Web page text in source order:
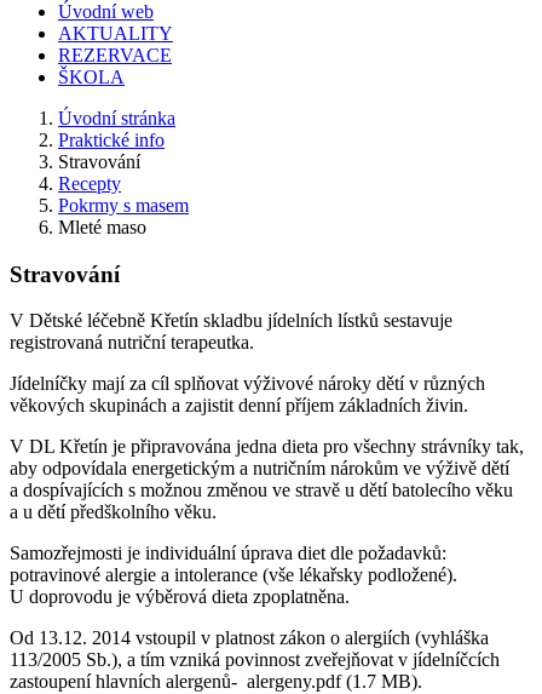
Úvodní web
AKTUALITY
REZERVACE
ŠKOLA
Úvodní stránka
Praktické info
Stravování
Recepty
Pokrmy s masem
Mleté maso
Stravování
V Dětské léčebně Křetín skladbu jídelních lístků sestavuje
registrovaná nutriční terapeutka.
Jídelníčky mají za cíl splňovat výživové nároky dětí v různých
věkových skupinách a zajistit denní příjem základních živin.
V DL Křetín je připravována jedna dieta pro všechny strávníky tak,
aby odpovídala energetickým a nutričním nárokům ve výživě dětí
a dospívajících s možnou změnou ve stravě u dětí batolecího věku
a u dětí předškolního věku.
Samozřejmosti je individuální úprava diet dle požadavků:
potravinové alergie a intolerance (vše lékařsky podložené).
U doprovodu je výběrová dieta zpoplatněna.
Od 13.12. 2014 vstoupil v platnost zákon o alergiích (vyhláška
113/2005 Sb.), a tím vzniká povinnost zveřejňovat v jídelníčcích
zastoupení hlavních alergenů- alergeny.pdf (1.7 MB).